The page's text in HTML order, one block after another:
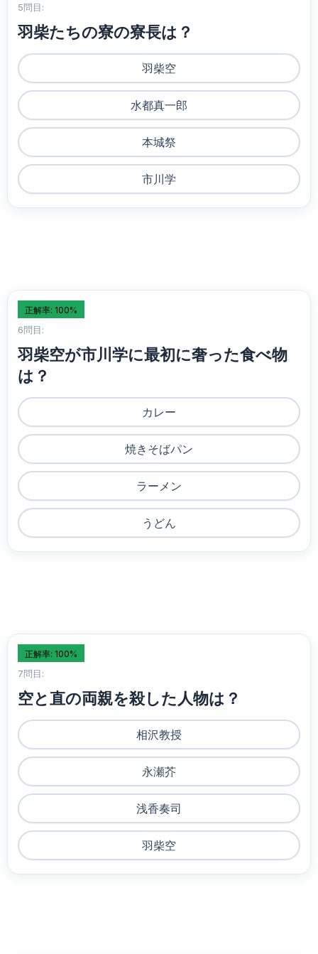
5問目:
羽柴たちの寮の寮長は？
羽柴空
水都真一郎
本城祭
市川学
正解率: 100%
6問目:
羽柴空が市川学に最初に奢った食べ物
は？
カレー
焼きそばパン
ラーメン
うどん
正解率: 100%
7問目:
空と直の両親を殺した人物は？
相沢教授
永瀬芥
浅香奏司
羽柴空